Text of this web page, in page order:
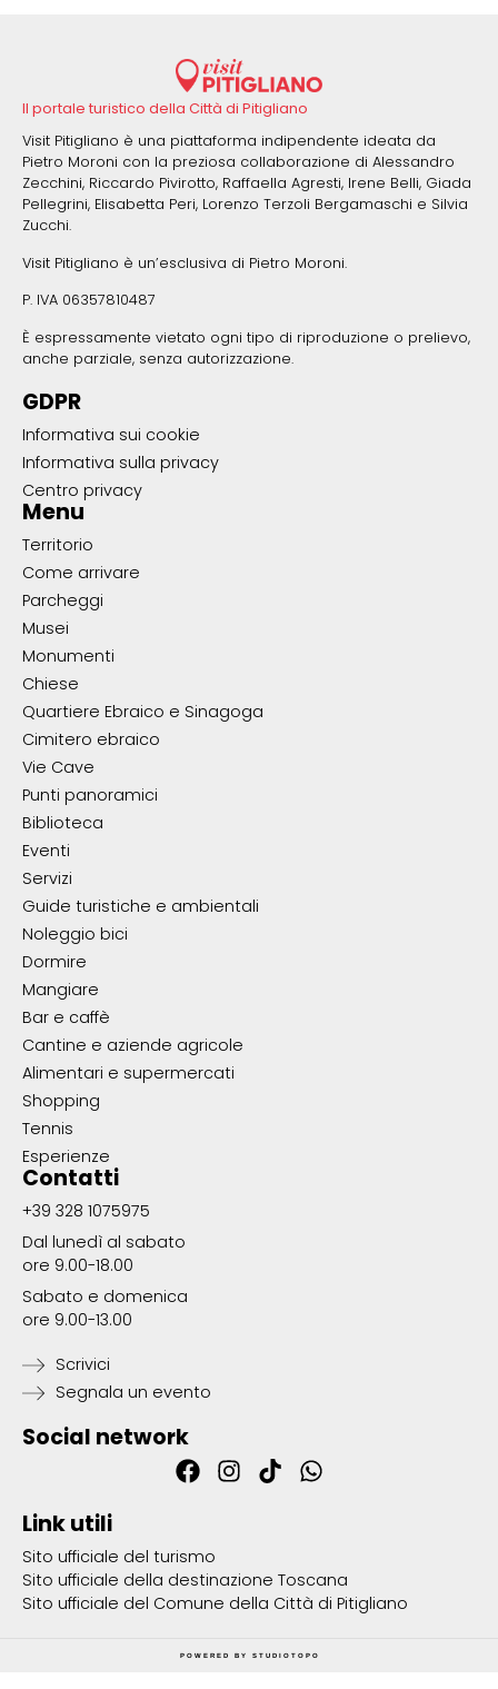
Il portale turistico della Città di Pitigliano
Visit Pitigliano è una piattaforma indipendente ideata da
Pietro Moroni con la preziosa collaborazione di Alessandro
Zecchini, Riccardo Pivirotto, Raffaella Agresti, Irene Belli, Giada
Pellegrini, Elisabetta Peri, Lorenzo Terzoli Bergamaschi e Silvia
Zucchi.
Visit Pitigliano è un’esclusiva di Pietro Moroni.
P. IVA 06357810487
È espressamente vietato ogni tipo di riproduzione o prelievo,
anche parziale, senza autorizzazione.
GDPR
Informativa sui cookie
Informativa sulla privacy
Centro privacy
Menu
Territorio
Come arrivare
Parcheggi
Musei
Monumenti
Chiese
Quartiere Ebraico e Sinagoga
Cimitero ebraico
Vie Cave
Punti panoramici
Biblioteca
Eventi
Servizi
Guide turistiche e ambientali
Noleggio bici
Dormire
Mangiare
Bar e caffè
Cantine e aziende agricole
Alimentari e supermercati
Shopping
Tennis
Esperienze
Contatti
+39 328 1075975
Dal lunedì al sabato
ore 9.00-18.00
Sabato e domenica
ore 9.00-13.00
Scrivici
Segnala un evento
Social network
Link utili
Sito ufficiale del turismo
Sito ufficiale della destinazione Toscana
Sito ufficiale del Comune della Città di Pitigliano
POWERED BY STUDIOTOPO